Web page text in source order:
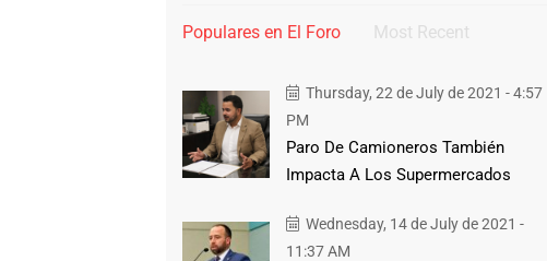
Populares en El Foro Most Recent
Thursday, 22 de July de 2021 - 4:57
PM
Paro De Camioneros También
Impacta A Los Supermercados
Wednesday, 14 de July de 2021 -
11:37 AM